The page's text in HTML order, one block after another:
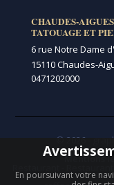
CHAUDES-AIGUES
TATOUAGE ET
6 rue Notre Dame
15110 Chaudes-
0471202000
© 2026 -
Menu secondaire
Mentions
En poursuivant votre